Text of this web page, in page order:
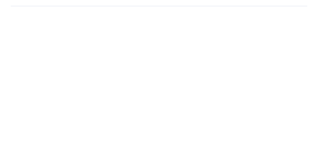
Brazylia